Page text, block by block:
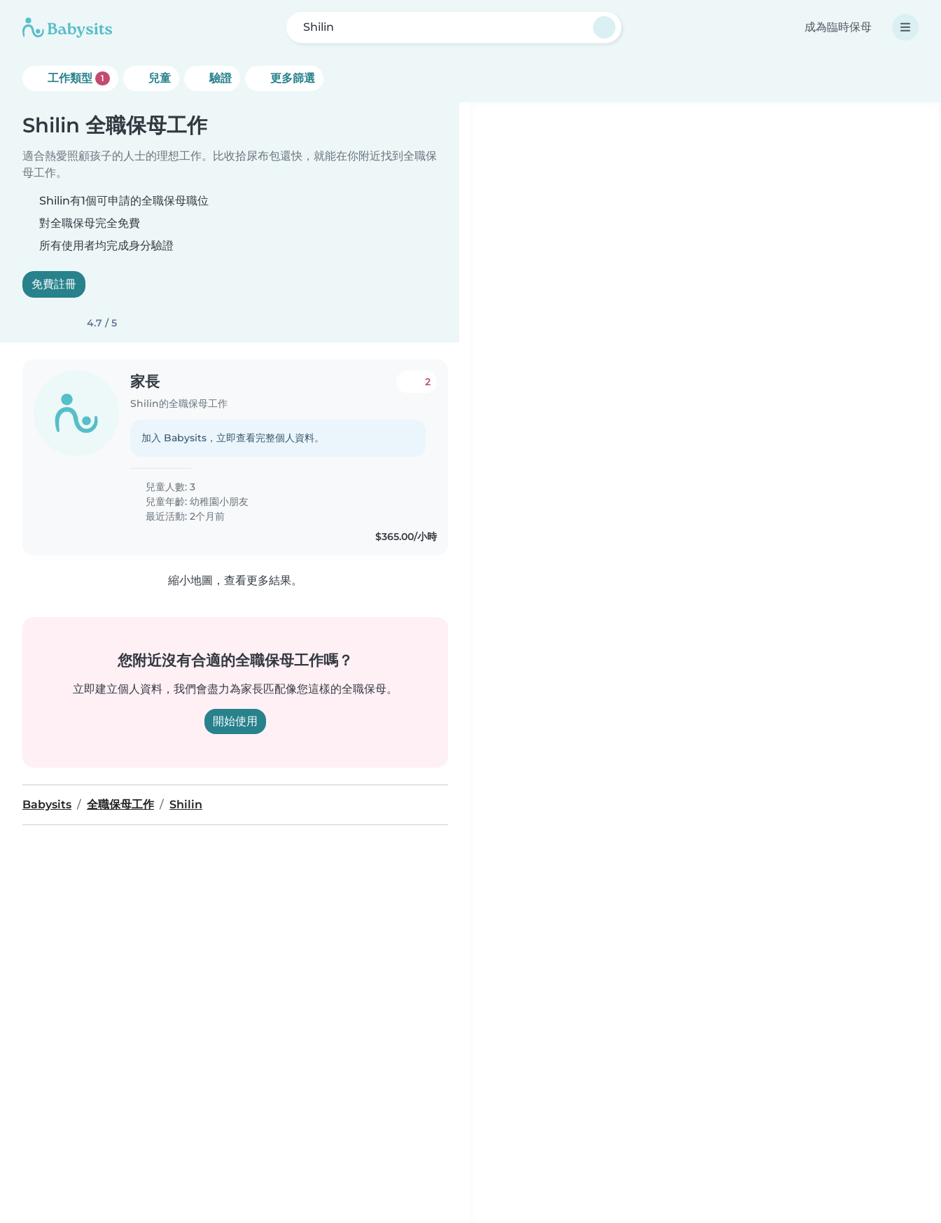
Shilin 成為臨時保母
工作類型 1 兒童 驗證 更多篩選
Shilin 全職保母工作
適合熱愛照顧孩子的人士的理想工作。比收拾尿布包還快，就能在你附近找到全職保
母工作。
Shilin有1個可申請的全職保母職位
對全職保母完全免費
所有使用者均完成身分驗證
免費註冊
4.7 / 5
家長
Shilin的全職保母工作
2
加入 Babysits，立即查看完整個人資料。
兒童人數: 3
兒童年齡:幼稚園小朋友
最近活動: 2个月前
$365.00/小時
縮小地圖，查看更多結果。
您附近沒有合適的全職保母工作嗎？
立即建立個人資料，我們會盡力為家長匹配像您這樣的全職保母。
開始使用
Babysits 全職保母工作 Shilin